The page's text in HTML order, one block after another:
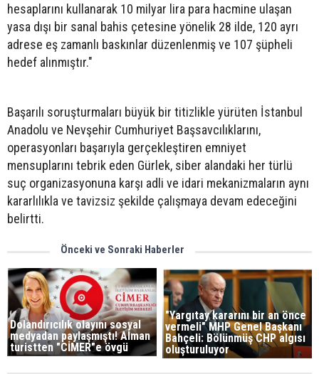
hesaplarını kullanarak 10 milyar lira para hacmine ulaşan
yasa dışı bir sanal bahis çetesine yönelik 28 ilde, 120 ayrı
adrese eş zamanlı baskınlar düzenlenmiş ve 107 şüpheli
hedef alınmıştır."
Başarılı soruşturmaları büyük bir titizlikle yürüten İstanbul
Anadolu ve Nevşehir Cumhuriyet Başsavcılıklarını,
operasyonları başarıyla gerçekleştiren emniyet
mensuplarını tebrik eden Gürlek, siber alandaki her türlü
suç organizasyonuna karşı adli ve idari mekanizmaların aynı
kararlılıkla ve tavizsiz şekilde çalışmaya devam edeceğini
belirtti.
Önceki ve Sonraki Haberler
Dolandırıcılık olayını sosyal
medyadan paylaşmıştı! Alman
turistten "CİMER"e övgü
"Yargıtay kararını bir an önce
vermeli" MHP Genel Başkanı
Bahçeli: Bölünmüş CHP algısı
oluşturuluyor